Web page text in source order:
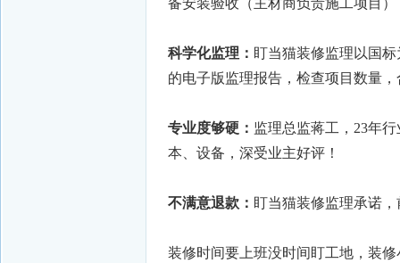
科学化监理： 盯当猫装修监理以国
的电子版监理报告，检查项目数量
专业度够硬： 监理总监蒋工，23年
本、设备，深受业主好评！
不满意退款： 盯当猫装修监理承诺
装修时间要上班没时间盯工地，装